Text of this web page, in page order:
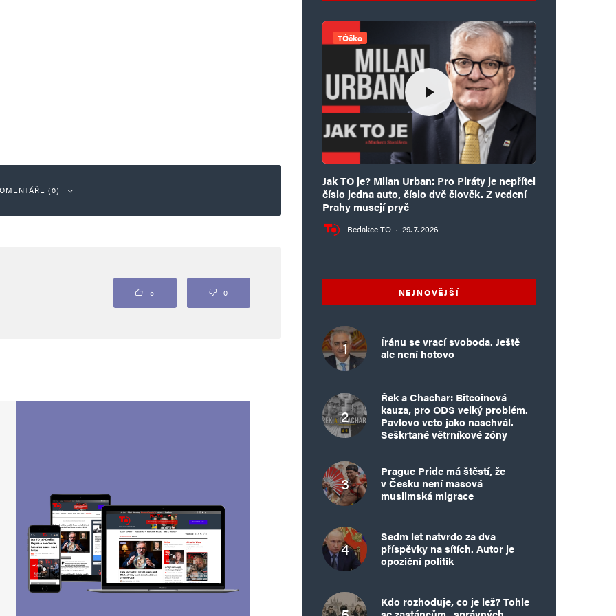
(0)
označeny
Webová stránka
komentáře.
5 0
TÓčko
Jak TO je? Milan Urban: Pro Piráty je nepřítel
číslo jedna auto, číslo dvě člověk. Z vedení
Prahy musejí pryč
Redakce TO · 29. 7. 2026
NEJNOVĚJŠÍ
Íránu se vrací svoboda. Ještě
ale není hotovo
Řek a Chachar: Bitcoinová
kauza, pro ODS velký problém.
Pavlovo veto jako naschvál.
Seškrtané větrníkové zóny
Prague Pride má štěstí, že
v Česku není masová
muslimská migrace
Sedm let natvrdo za dva
příspěvky na sítích. Autor je
opoziční politik
Kdo rozhoduje, co je lež? Tohle